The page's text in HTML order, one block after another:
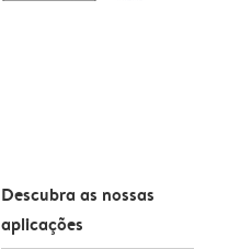
Descubra as nossas
aplicações